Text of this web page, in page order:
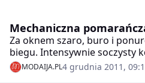
Mechaniczna
Za oknem szaro, buro i
biegu. Intensywnie soczysty
naładuje Cię pozytywną
twarzy ilekroć spojrzysz na
MODAIJA.PL4 grudnia 2011,